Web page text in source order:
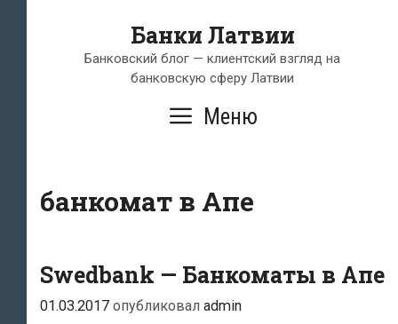
содержимому
Банки Латвии
Банковский блог — клиентский взгляд на
банковскую сферу Латвии
Меню
банкомат в Апе
Swedbank — Банкоматы в Апе
01.03.2017 опубликовал admin